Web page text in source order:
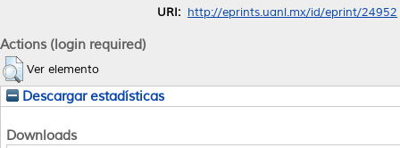
URI: http://eprints.uanl.mx/id/eprint/24952
Actions (login required)
Ver elemento
Descargar estadísticas
Downloads